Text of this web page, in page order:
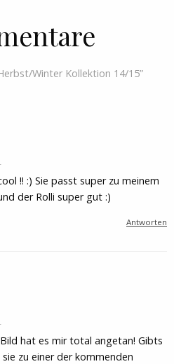
Winter Kollektion 14/15”
!! :) Sie passt super zu meinem
der Rolli super gut :)
Antworten
hat es mir total angetan! Gibts
zu einer der kommenden